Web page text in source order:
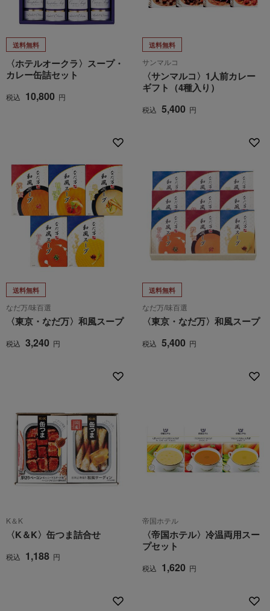
送料無料
〈ホテルオークラ〉スープ・
カレー缶詰セット
税込 10,800 円
送料無料
サンマルコ
〈サンマルコ〉1人前カレー
ギフト（4種入り）
税込 5,400 円
送料無料
なだ万/味百選
〈東京・なだ万〉和風スープ
税込 3,240 円
送料無料
なだ万/味百選
〈東京・なだ万〉和風スープ
税込 5,400 円
K＆K
〈K＆K〉缶つま詰合せ
税込 1,188 円
帝国ホテル
〈帝国ホテル〉冷温両用スー
プセット
税込 1,620 円